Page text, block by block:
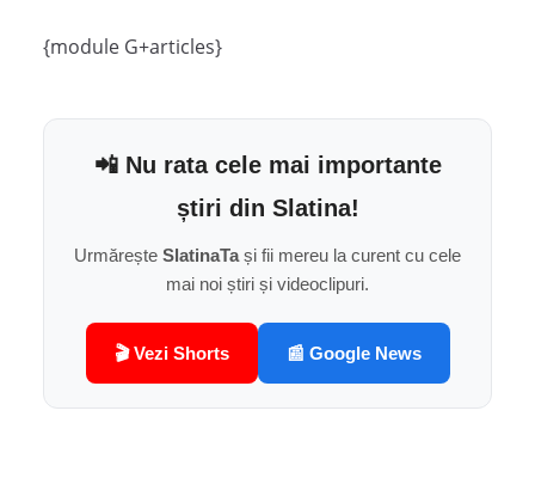
{module G+articles}
📲 Nu rata cele mai importante
știri din Slatina!
Urmărește SlatinaTași fii mereu la curent cu cele
mai noi știri și videoclipuri.
🎬 Vezi Shorts 📰 Google News